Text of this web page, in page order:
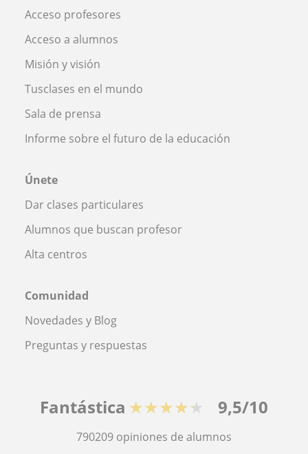
Acceso profesores
Acceso a alumnos
Misión y visión
Tusclases en el mundo
Sala de prensa
Informe sobre el futuro de la educación
Únete
Dar clases particulares
Alumnos que buscan profesor
Alta centros
Comunidad
Novedades y Blog
Preguntas y respuestas
Fantástica ★★★★★ 9,5/10
790209 opiniones de alumnos